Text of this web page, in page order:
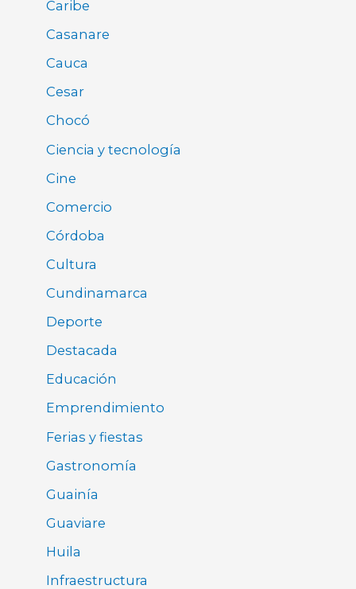
Caribe
Casanare
Cauca
Cesar
Chocó
Ciencia y tecnología
Cine
Comercio
Córdoba
Cultura
Cundinamarca
Deporte
Destacada
Educación
Emprendimiento
Ferias y fiestas
Gastronomía
Guainía
Guaviare
Huila
Infraestructura